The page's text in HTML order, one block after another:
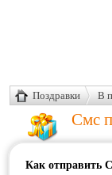
Поздравки В
золотой ребёнок.
Смс
Как отправить